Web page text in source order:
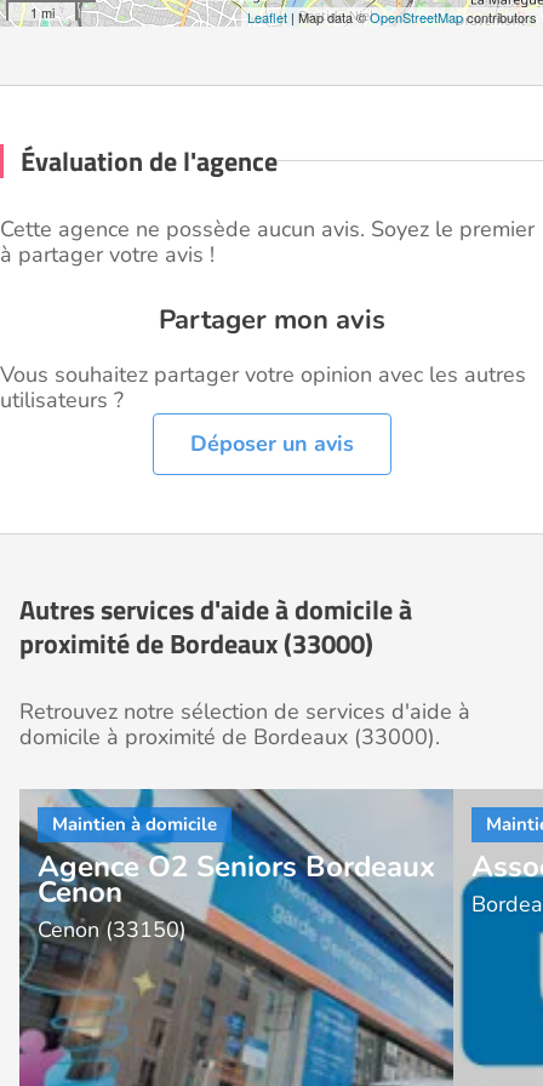
1 mi
Leaflet | Map data ©OpenStreetMapcontributors
Évaluation de l'agence
Cette agence ne possède aucun avis. Soyez le premier
à partager votre avis !
Partager mon avis
Vous souhaitez partager votre opinion avec les autres
utilisateurs ?
Déposer un avis
Autres services d'aide à domicile à
proximité de Bordeaux (33000)
Retrouvez notre sélection de services d'aide à
domicile à proximité de Bordeaux (33000).
Agence O2 Seniors Bordeaux
Cenon
Cenon (33150)